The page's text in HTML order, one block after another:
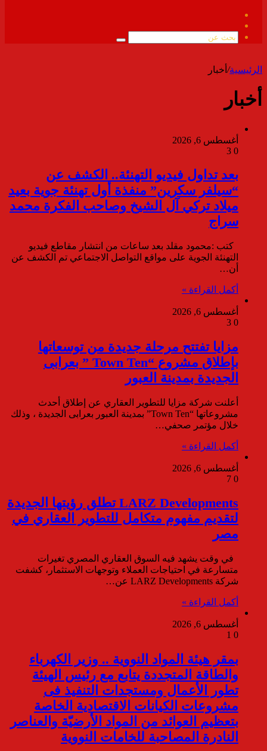
الموقع
بحث
الرئيسية/ أخبار
أخبار
أغسطس 6, 2026
0
بعد تداول فيديو التهنئة.. الكشف عن
“سيلفر سكرين” منفذة أول تهنئة جوية بعيد
ميلاد تركي آل الشيخ وصاحب الفكرة محمد
سراج
كتب :محمود مقلد بعد ساعات من انتشار مقاطع فيديو
التهنئة الجوية على مواقع التواصل الاجتماعي تم الكشف عن
أن…
أكمل القراءة »
أغسطس 6, 2026
0
مزايا تفتتح مرحلة جديدة من توسعاتها
بإطلاق مشروع “Town Ten ” بعرابى
الجديدة بمدينة العبور
أعلنت شركة مزايا للتطوير العقاري عن إطلاق أحدث
مشروعاتها “Town Ten” بمدينة العبور بعرابى الجديدة ، وذلك
خلال مؤتمر صحفي…
أكمل القراءة »
أغسطس 6, 2026
0
LARZ Developments تطلق رؤيتها الجديدة
لتقديم مفهوم متكامل للتطوير العقاري في
مصر
في وقت يشهد فيه السوق العقاري المصري تغيرات
متسارعة في احتياجات العملاء وتوجهات الاستثمار، كشفت
شركة LARZ Developments عن…
أكمل القراءة »
أغسطس 6, 2026
0
بمقر هيئة المواد النووية .. وزير الكهرباء
والطاقة المتجددة يتابع مع رئيس الهيئة
تطور الأعمال ومستجدات التنفيذ فى
مشروعات الكيانات الاقتصادية الخاصة
بتعظيم العوائد من المواد الأرضيّة والعناصر
النادرة المصاحبة للخامات النووية